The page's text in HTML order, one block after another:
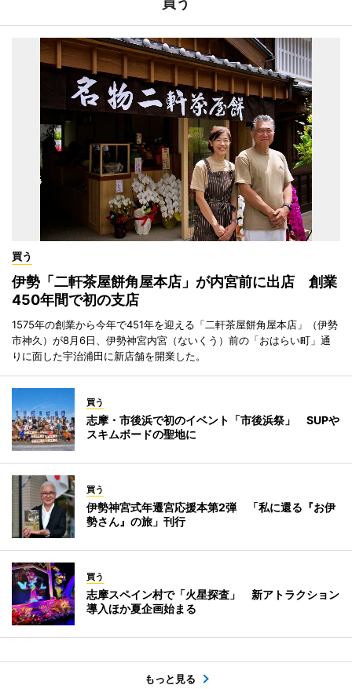
買う
伊勢「二軒茶屋餅角屋本店」が内宮前に出店 創業
450年間で初の支店
1575年の創業から今年で451年を迎える「二軒茶屋餅角屋本店」（伊勢
市神久）が8月6日、伊勢神宮内宮（ないくう）前の「おはらい町」通
りに面した宇治浦田に新店舗を開業した。
買う
志摩・市後浜で初のイベント「市後浜祭」 SUPや
スキムボードの聖地に
買う
伊勢神宮式年遷宮応援本第2弾 「私に還る『お伊
勢さん』の旅」刊行
買う
志摩スペイン村で「火星探査」 新アトラクション
導入ほか夏企画始まる
もっと見る